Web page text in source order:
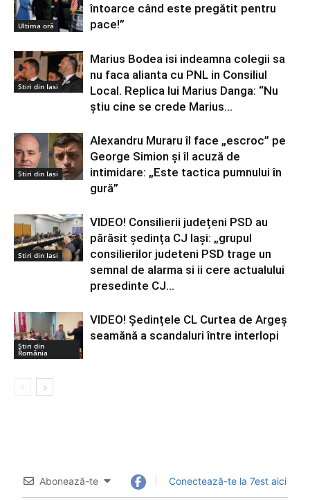
Ultima oră
întoarce când este pregătit pentru
pace!”
Stiri din Iasi
Marius Bodea isi indeamna colegii sa
nu faca alianta cu PNL in Consiliul
Local. Replica lui Marius Danga: “Nu
știu cine se crede Marius...
Stiri din Iasi
Alexandru Muraru îl face „escroc” pe
George Simion și îl acuză de
intimidare: „Este tactica pumnului în
gură”
Stiri din Iasi
VIDEO! Consilierii județeni PSD au
părăsit ședința CJ Iași: „grupul
consilierilor judeteni PSD trage un
semnal de alarma si ii cere actualului
presedinte CJ...
Știri din
România
VIDEO! Ședințele CL Curtea de Argeș
seamănă a scandaluri între interlopi
Abonează-te Conectează-te la 7est aici